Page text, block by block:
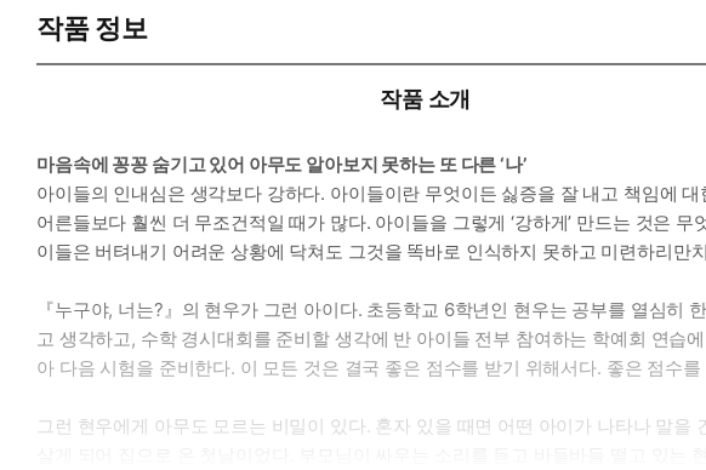
작품 정보
작품 소개
마음속에 꽁꽁 숨기고 있어 아무도 알아보지 못하는 또 다른 ‘나’
아이들의 인내심은 생각보다 강하다. 아이들이란 무엇이든 싫증을 잘 내고 책임에
어른들보다 훨씬 더 무조건적일 때가 많다. 아이들을 그렇게 ‘강하게’ 만드는 것은
이들은 버텨내기 어려운 상황에 닥쳐도 그것을 똑바로 인식하지 못하고 미련하리만
『누구야, 너는?』의 현우가 그런 아이다. 초등학교 6학년인 현우는 공부를 열심
고 생각하고, 수학 경시대회를 준비할 생각에 반 아이들 전부 참여하는 학예회 연
아 다음 시험을 준비한다. 이 모든 것은 결국 좋은 점수를 받기 위해서다. 좋은 점수
그런 현우에게 아무도 모르는 비밀이 있다. 혼자 있을 때면 어떤 아이가 나타나 말